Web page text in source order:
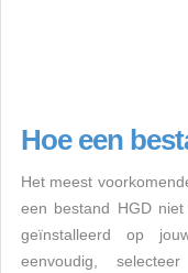
Hoe een
Het meest
een bestand HGD
geïnstalleerd op
eenvoudig,